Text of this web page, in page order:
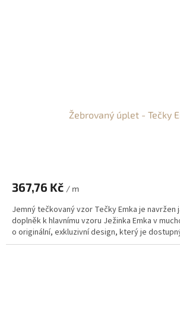
Žebrovaný úplet - Tečky
367,76 Kč / m
Jemný tečkovaný vzor Tečky Emka je navržen
doplněk k hlavnímu vzoru Ježinka Emka v
o originální, exkluzivní design, který je